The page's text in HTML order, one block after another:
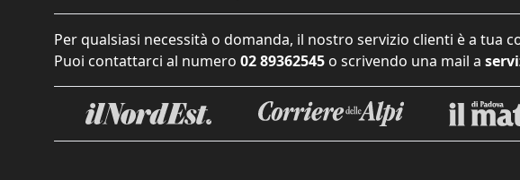
Per qualsiasi necessità o domanda, il nostro servizio clienti è a tua
Puoi contattarci al numero 02 89362545 o scrivendo una mail a